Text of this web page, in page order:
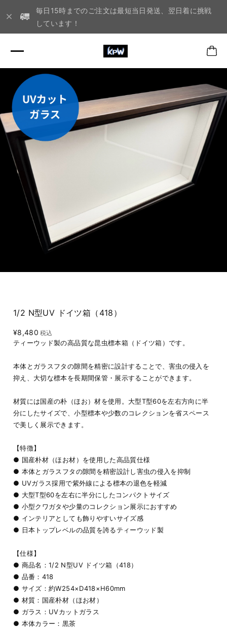
毎日15時までのご注文は最短当日発送、翌日着に挑戦
しています！
1/2 N型UV ドイツ箱（418）
¥8,480 税込
ティーウッド製の高品質な昆虫標本箱（ドイツ箱）です。
本体とガラスフタの隙間を精密に設計することで、害虫の侵入を
抑え、大切な標本を長期間保管・展示することができます。
材質には国産の朴（ほお）材を使用。大型T型60を左右方向に半
分にしたサイズで、小型標本や少数のコレクションを省スペース
で美しく展示できます。
【特徴】
● 国産朴材（ほお材）を使用した高品質仕様
● 本体とガラスフタの隙間を精密設計し害虫の侵入を抑制
● UVガラス採用で紫外線による標本の退色を軽減
● 大型T型60を左右に半分にしたコンパクトサイズ
● 小型クワガタや少量のコレクション展示におすすめ
● インテリアとしても飾りやすいサイズ感
● 日本トップレベルの品質を誇るティーウッド製
【仕様】
● 商品名：1/2 N型UV ドイツ箱（418）
● 品番：418
● サイズ：約W254×D418×H60mm
● 材質：国産朴材（ほお材）
● ガラス：UVカットガラス
● 本体カラー：黒茶